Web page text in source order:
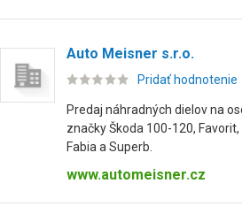
Auto Meisner s.r.o.
Pridať hodnotenie
Predaj náhradných dielov na
značky Škoda 100-120, Favorit,
Fabia a Superb.
www.automeisner.cz